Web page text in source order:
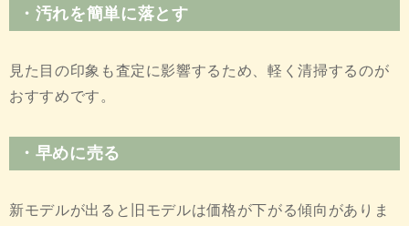
・汚れを簡単に落とす
見た目の印象も査定に影響するため、軽く清掃するのが
おすすめです。
・早めに売る
新モデルが出ると旧モデルは価格が下がる傾向がありま